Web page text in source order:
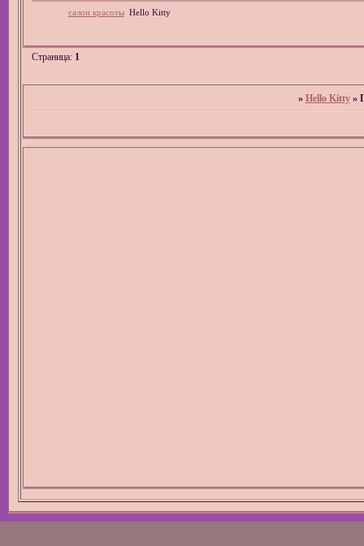
салон красоты Hello Kitty
Страница: 1
» Hello Kitty »